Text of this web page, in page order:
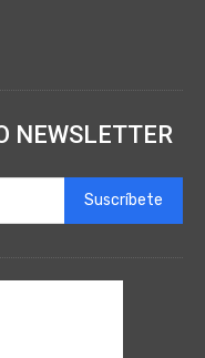
NEWSLETTER
Suscríbete